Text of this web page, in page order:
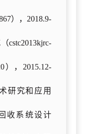
），2018.9-
cstc2013kjrc-
，2015.12-
研究和应用
收系统设计